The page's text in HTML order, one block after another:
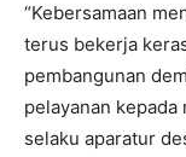
“Kebersamaan
terus bekerja
pembangunan
pelayanan
selaku aparatur